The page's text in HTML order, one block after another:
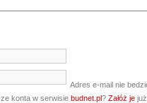
Adres e-mail nie
konta w serwisie budnet.pl? Załóż je